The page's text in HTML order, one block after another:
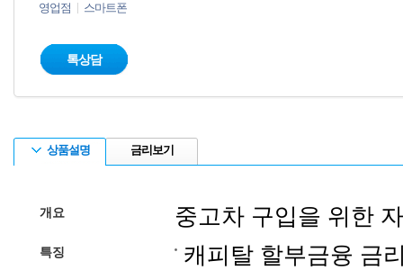
영업점 스마트폰
톡상담
상품설명 금리보기
개요 중고차 구입을 위한
특징
캐피탈 할부금융 금